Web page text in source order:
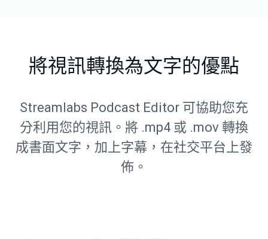
將視訊轉換為文字的優點
Streamlabs Podcast Editor 可協助您充
分利用您的視訊。將 .mp4 或 .mov 轉換
成書面文字，加上字幕，在社交平台上發
佈。